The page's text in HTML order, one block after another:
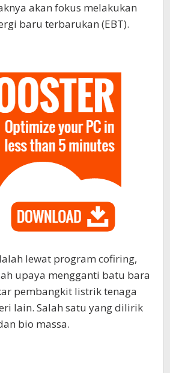
akan fokus melakukan
baru terbarukan (EBT).
lewat program cofiring,
upaya mengganti batu bara
pembangkit listrik tenaga
lain. Salah satu yang dilirik
bio massa.